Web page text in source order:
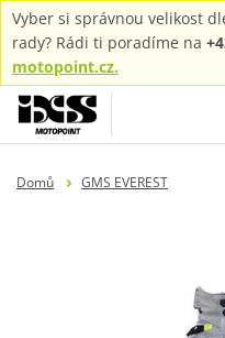
Vyber si správnou velikost
rady? Rádi ti poradíme na
motopoint.cz.
Domů
GMS EVEREST